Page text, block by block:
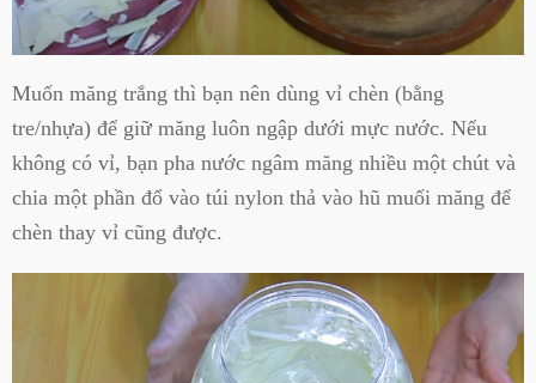
Muốn măng trắng thì bạn nên dùng vỉ chèn (bằng
tre/nhựa) để giữ măng luôn ngập dưới mực nước. Nếu
không có vỉ, bạn pha nước ngâm măng nhiều một chút và
chia một phần đổ vào túi nylon thả vào hũ muối măng để
chèn thay vỉ cũng được.